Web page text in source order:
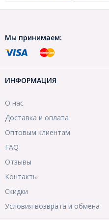
Мы принимаем:
ИНФОРМАЦИЯ
О нас
Доставка и оплата
Оптовым клиентам
FAQ
Отзывы
Контакты
Скидки
Условия возврата и обмена